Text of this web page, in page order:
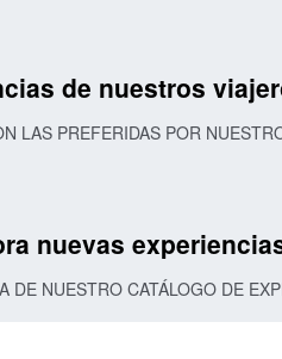
de nuestros
LAS PREFERIDAS POR
nuevas
DE NUESTRO CATÁLOGO DE